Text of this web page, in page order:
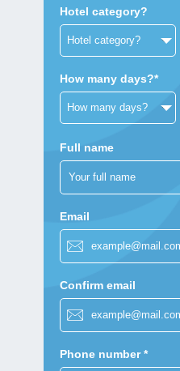
Hotel category?
How many days?*
Full name
Email
Confirm email
Phone number *